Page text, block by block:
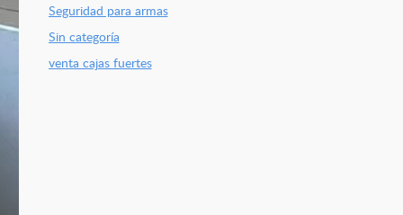
Seguridad para armas
Sin categoría
venta cajas fuertes